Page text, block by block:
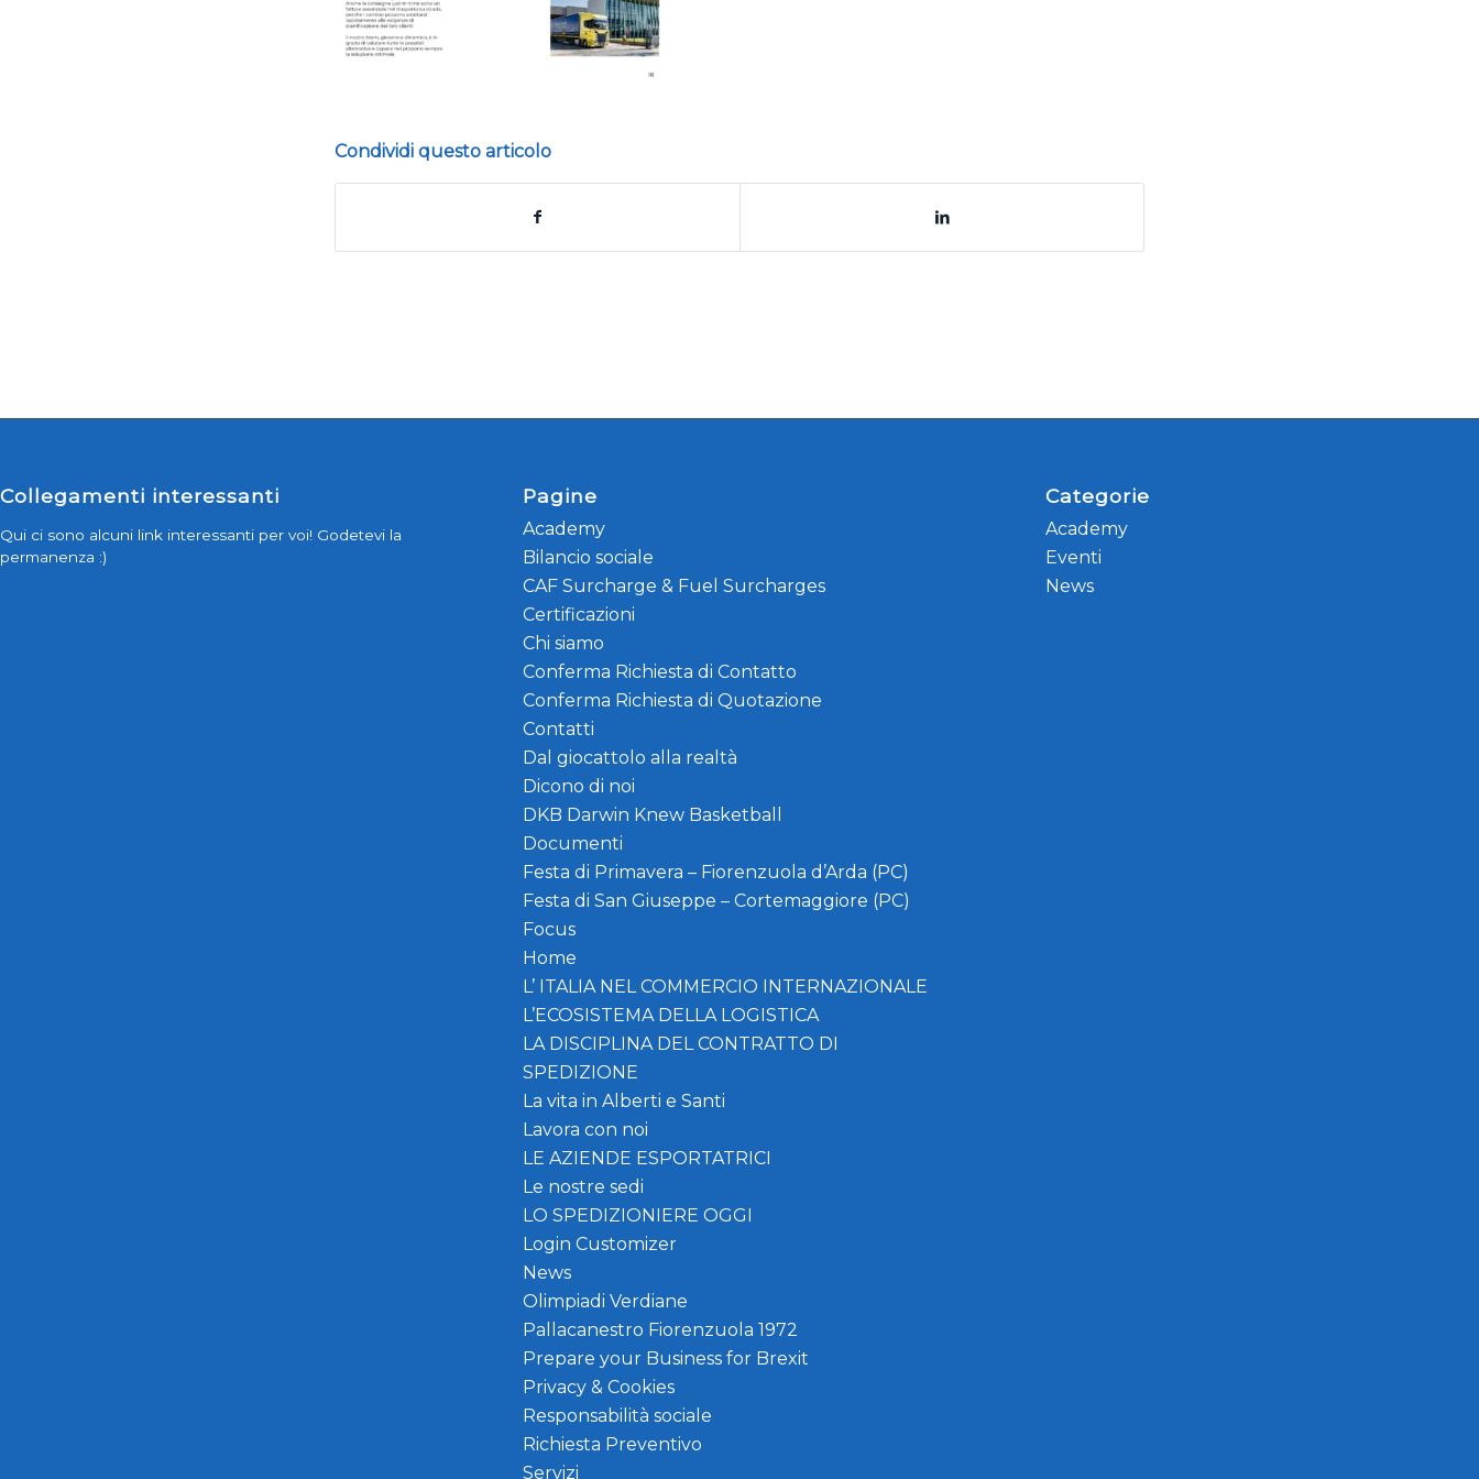
Condividi questo articolo
Collegamenti interessanti
Qui ci sono alcuni link interessanti per voi! Godetevi la
permanenza :)
Pagine
Academy
Bilancio sociale
CAF Surcharge & Fuel Surcharges
Certificazioni
Chi siamo
Conferma Richiesta di Contatto
Conferma Richiesta di Quotazione
Contatti
Dal giocattolo alla realtà
Dicono di noi
DKB Darwin Knew Basketball
Documenti
Festa di Primavera – Fiorenzuola d’Arda (PC)
Festa di San Giuseppe – Cortemaggiore (PC)
Focus
Home
L’ ITALIA NEL COMMERCIO INTERNAZIONALE
L’ECOSISTEMA DELLA LOGISTICA
LA DISCIPLINA DEL CONTRATTO DI
SPEDIZIONE
La vita in Alberti e Santi
Lavora con noi
LE AZIENDE ESPORTATRICI
Le nostre sedi
LO SPEDIZIONIERE OGGI
Login Customizer
News
Olimpiadi Verdiane
Pallacanestro Fiorenzuola 1972
Prepare your Business for Brexit
Privacy & Cookies
Responsabilità sociale
Richiesta Preventivo
Servizi
Categorie
Academy
Eventi
News